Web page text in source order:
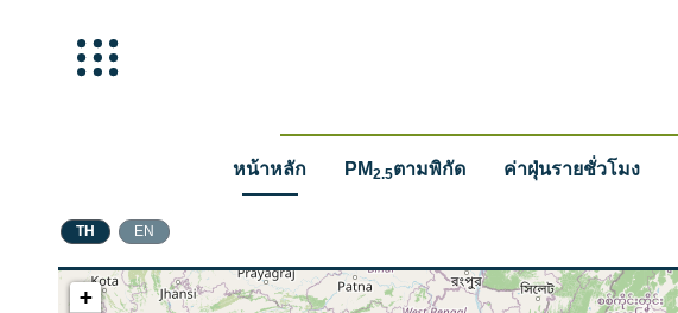
หน้าหลัก PM2.5ตามพิกัด ค่าฝุ่นรายชั่วโมง
TH EN
+